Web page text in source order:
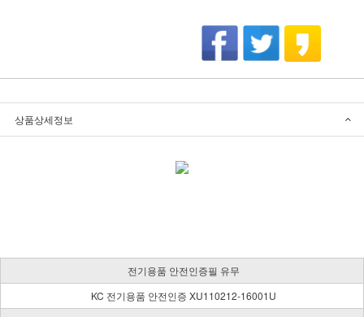
상품상세정보
전기용품 안전인증필 유무
KC 전기용품 안전인증 XU110212-16001U